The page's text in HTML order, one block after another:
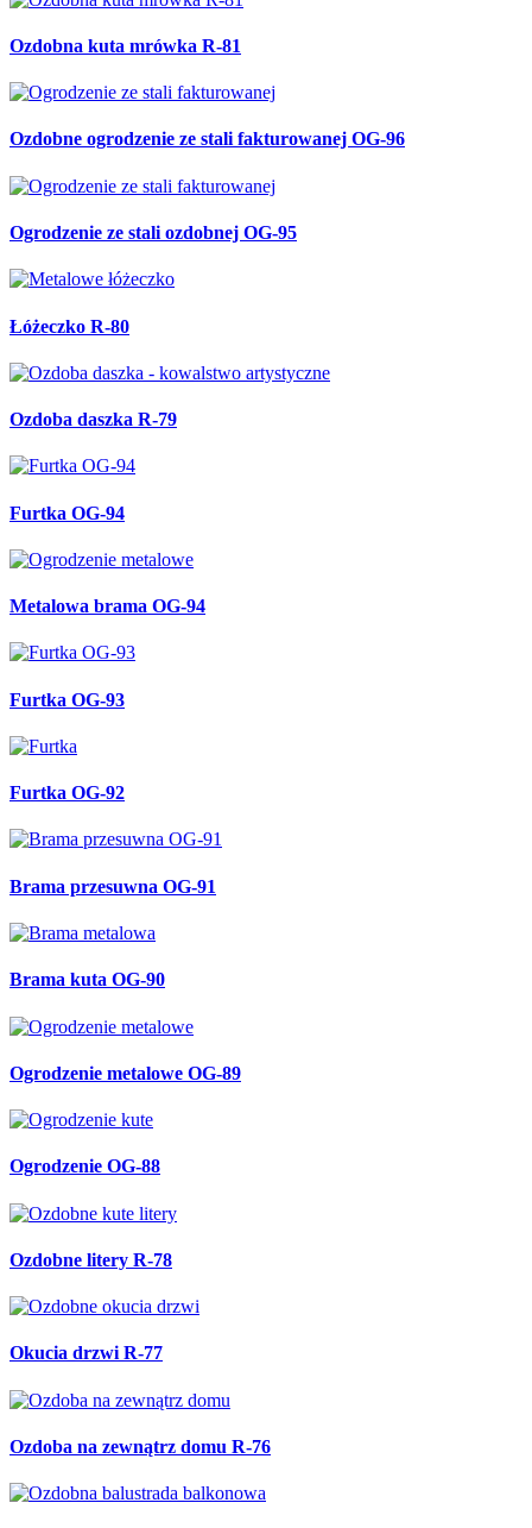
Ozdobna kuta mrówka R-81
Ozdobne ogrodzenie ze stali fakturowanej OG-96
Ogrodzenie ze stali ozdobnej OG-95
Łóżeczko R-80
Ozdoba daszka R-79
Furtka OG-94
Metalowa brama OG-94
Furtka OG-93
Furtka OG-92
Brama przesuwna OG-91
Brama kuta OG-90
Ogrodzenie metalowe OG-89
Ogrodzenie OG-88
Ozdobne litery R-78
Okucia drzwi R-77
Ozdoba na zewnątrz domu R-76